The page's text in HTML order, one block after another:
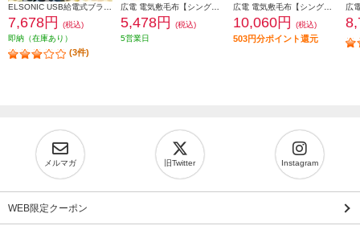
7,678円
(税込)
即納（在庫あり）
(3件)
5,478円
(税込)
5営業日
10,060円 (税込)
503円分ポイント還元
メルマガ 旧Twitter Instagram
WEB限定クーポン